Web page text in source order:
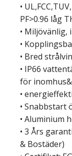
•
PF>0.96 låg
• Miljövänlig,
•
• Bred
• IP66
för
•
• Snabbstart
• Aluminium
• 3 Års
& Bostäder)